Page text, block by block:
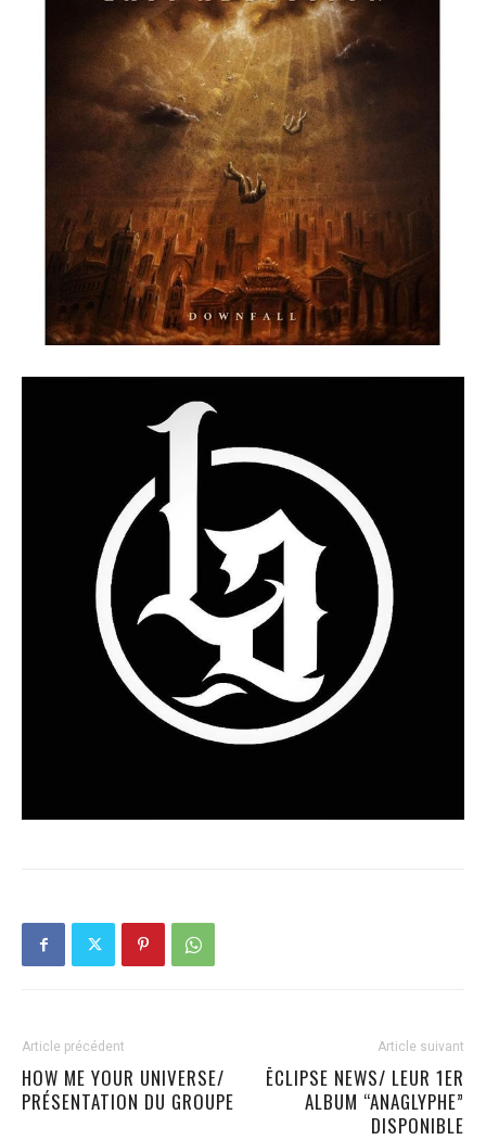
Article précédent
HOW ME YOUR UNIVERSE/
PRÉSENTATION DU GROUPE
Article suivant
ĒCLIPSE NEWS/ LEUR 1ER
ALBUM “ANAGLYPHE”
DISPONIBLE